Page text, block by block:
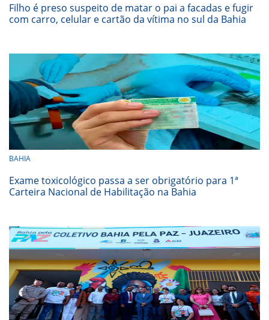
Filho é preso suspeito de matar o pai a facadas e fugir
com carro, celular e cartão da vítima no sul da Bahia
BAHIA
Exame toxicológico passa a ser obrigatório para 1ª
Carteira Nacional de Habilitação na Bahia